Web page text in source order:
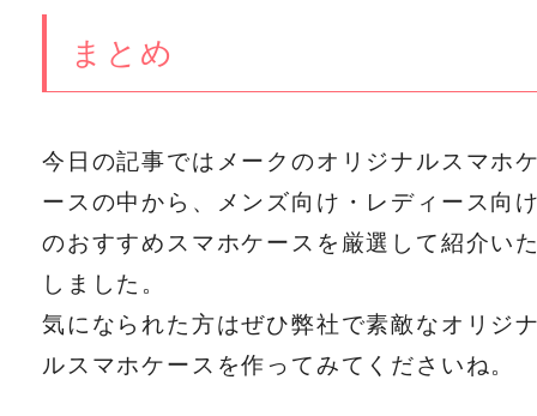
まとめ
今日の記事ではメークのオリジナルスマホ
ースの中から、メンズ向け・レディース向
のおすすめスマホケースを厳選して紹介い
しました。
気になられた方はぜひ弊社で素敵なオリジ
ルスマホケースを作ってみてくださいね。